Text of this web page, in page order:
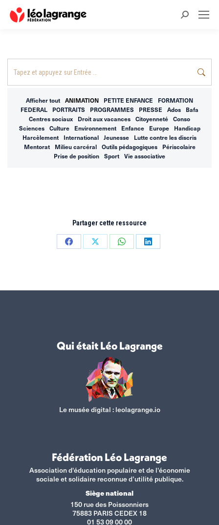
Recherche
Afficher tout ANIMATION PETITE ENFANCE
FORMATION
FEDERAL
PORTRAITS PROGRAMMES PRESSE Ados
Bafa
Centres sociaux
Droit aux vacances Citoyenneté
Conso
Sciences
Culture Environnement Enfance Europe
Handicap
Harcèlement
International Jeunesse
Lutte contre les discris
Mentorat
Milieu carcéral Outils pédagogiques
Périscolaire
Prise de position
Sport Vie associative
Partager cette ressource
PartagerPartagerPartagerPartager
Qui était Léo Lagrange
Le musée digital : leolagrange.io
Fédération Léo Lagrange
Association d'éducation populaire et de l'économie
sociale et solidaire reconnue d’utilité publique.
Siège national
150 rue des Poissonniers
75883 PARIS CEDEX 18
01 53 09 00 00